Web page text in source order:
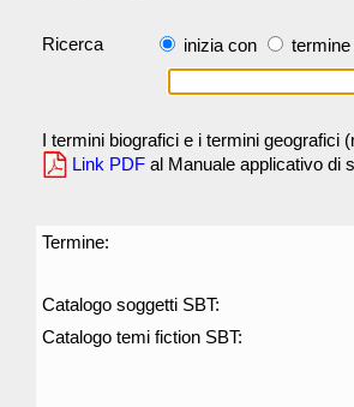
Ricerca inizia con
I termini biografici e i termini geografici
Link PDF al Manuale applicativo di
Termine:
Catalogo soggetti SBT:
Catalogo temi fiction SBT: